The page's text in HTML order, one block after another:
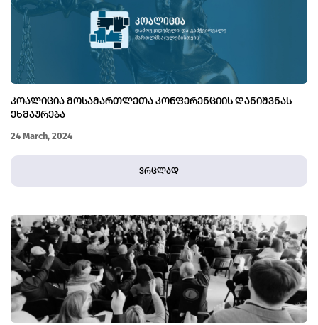
ᲙᲝᲐᲚᲘᲪᲘᲐ ᲛᲝᲡᲐᲛᲐᲠᲗᲚᲔᲗᲐ ᲙᲝᲜᲤᲔᲠᲔᲜᲪᲘᲘᲡ ᲓᲐᲜᲘᲨᲕᲜᲐᲡ
ᲔᲮᲛᲐᲣᲠᲔᲑᲐ
24 March, 2024
ვრცლად